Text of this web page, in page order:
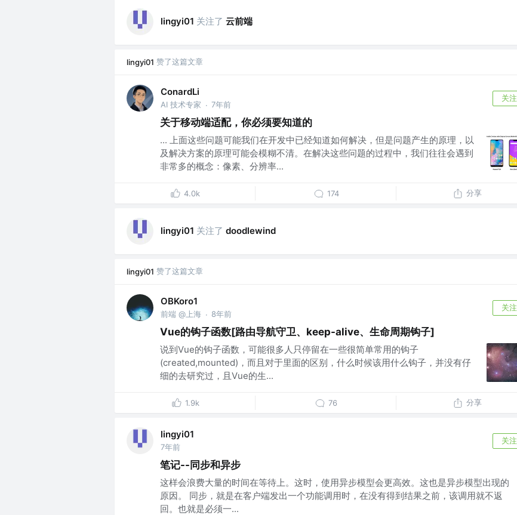
lingyi01 关注了 云前端
lingyi01 赞了这篇文章
ConardLi
AI 技术专家 · 7年前
关注
关于移动端适配，你必须要知道的
... 上面这些问题可能我们在开发中已经知道如何解决，但是问题产生的原理，以
及解决方案的原理可能会模糊不清。在解决这些问题的过程中，我们往往会遇到
非常多的概念：像素、分辨率...
4.0k 174 分享
lingyi01 关注了 doodlewind
lingyi01 赞了这篇文章
OBKoro1
前端 @上海 · 8年前
关注
Vue的钩子函数[路由导航守卫、keep-alive、生命周期钩子]
说到Vue的钩子函数，可能很多人只停留在一些很简单常用的钩子
(created,mounted)，而且对于里面的区别，什么时候该用什么钩子，并没有仔
细的去研究过，且Vue的生...
1.9k 76 分享
lingyi01
7年前
关注
笔记--同步和异步
这样会浪费大量的时间在等待上。这时，使用异步模型会更高效。这也是异步模型出现的
原因。 同步，就是在客户端发出一个功能调用时，在没有得到结果之前，该调用就不返
回。也就是必须一...